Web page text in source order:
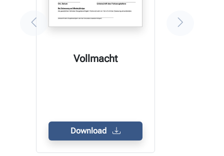
Vollmacht
Download